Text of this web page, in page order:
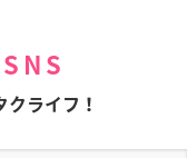
クライフ！